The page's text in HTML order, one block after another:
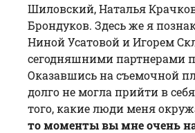
Шиловский, Наталья
Брондуков. Здесь же я
Ниной Усатовой и Игорем
сегодняшними партнерами
Оказавшись на съемочной
долго не могла прийти в
того, какие люди меня
то моменты вы мне очень